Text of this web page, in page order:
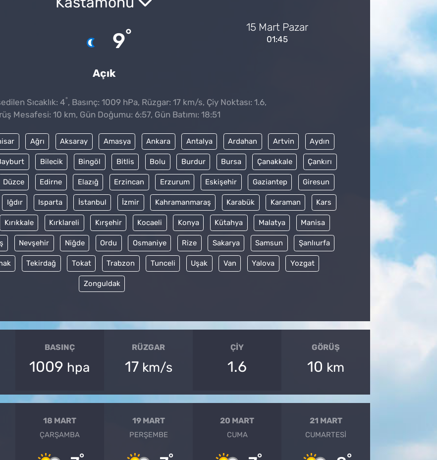
9°
Açık
15 Mart Pazar
01:45
Sıcaklık: 4°, Basınç: 1009 hPa, Rüzgar: 17 km/s, Çiy Noktası: 1.6,
Mesafesi: 10 km, Gün Doğumu: 6:57, Gün Batımı: 18:51
Ağrı Aksaray Amasya Ankara Antalya Ardahan Artvin Aydın
Bilecik Bingöl Bitlis Bolu Burdur Bursa Çanakkale Çankırı
Düzce Edirne Elazığ Erzincan Erzurum Eskişehir Gaziantep Giresun
Iğdır Isparta İstanbul İzmir Kahramanmaraş Karabük Karaman Kars
Kırıkkale Kırklareli Kırşehir Kocaeli Konya Kütahya Malatya Manisa
Nevşehir Niğde Ordu Osmaniye Rize Sakarya Samsun Şanlıurfa
Tekirdağ Tokat Trabzon Tunceli Uşak Van Yalova Yozgat
Zonguldak
BASINÇ
1009 hpa
RÜZGAR
17 km/s
ÇIY
1.6
GÖRÜŞ
10 km
18 MART
ÇARŞAMBA
19 MART
PERŞEMBE
20 MART
CUMA
21 MART
CUMARTESI